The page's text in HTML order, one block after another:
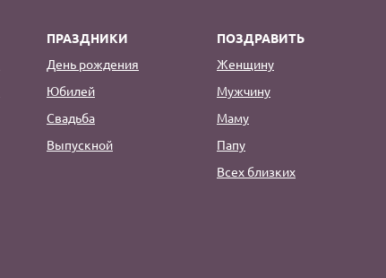
ПРАЗДНИКИ
День рождения
Юбилей
Свадьба
Выпускной
ПОЗДРАВИТЬ
Женщину
Мужчину
Маму
Папу
Всех близких